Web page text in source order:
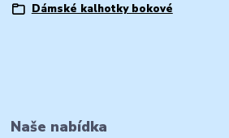
Dámské kalhotky bokové
Naše nabídka